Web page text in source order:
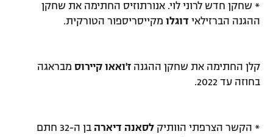
* שחקן חדש לרוני לוי. אנורתוזיס החתימה את שחקן
ההגנה הברזילאי דוגלו מקייסריספור הטורקית.
קלן החתימה את שחקן ההגנה ז'ואאו קיירוס מבראגה
בחוזה עד 2022.
* הקשר הצרפתי הוותיק לסאנה דיארה
בן ה-32 חתם